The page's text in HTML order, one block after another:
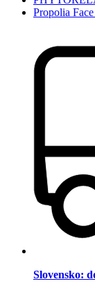
Propolia
Slovensko: